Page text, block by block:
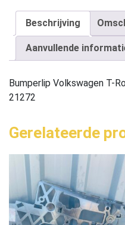
Beschrijving
Aanvullende
Bumperlip Volkswagen T-
21272
Gerelateerde